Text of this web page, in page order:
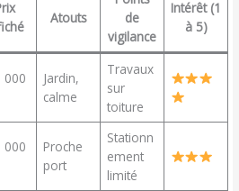
Atouts
de
vigilance
Intérêt (1
à 5)
000
Jardin,
calme
Travaux
sur
toiture
000
Proche
port
Stationn
ement
limité